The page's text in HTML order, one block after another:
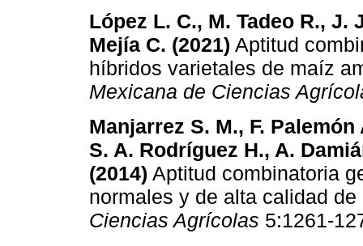
López L. C., M. Tadeo R., J.
Mejía C. (2021) Aptitud
híbridos varietales de maíz
Mexicana de Ciencias
Manjarrez S. M., F.
S. A. Rodríguez H., A.
(2014) Aptitud combinatoria
normales y de alta calidad
Ciencias Agrícolas 5:1261-